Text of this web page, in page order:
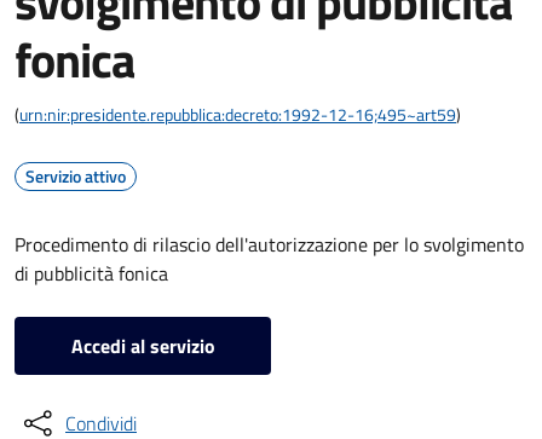
fonica
(urn:nir:presidente.repubblica:decreto:1992-12-16;495~art59)
Servizio attivo
Procedimento di rilascio dell'autorizzazione per lo svolgimento
di pubblicità fonica
Accedi al servizio
Condividi